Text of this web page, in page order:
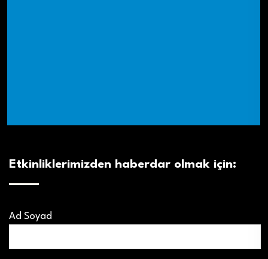
Etkinliklerimizden haberdar olmak için:
Ad Soyad